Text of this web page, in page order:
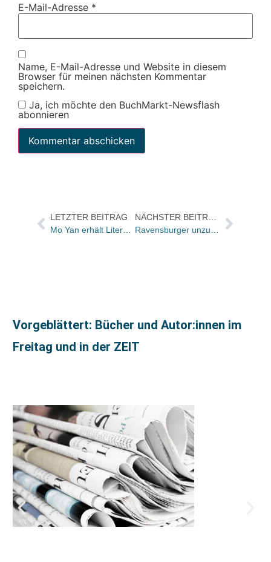
E-Mail-Adresse *
Name, E-Mail-Adresse und Website in diesem
Browser für meinen nächsten Kommentar
speichern.
Ja, ich möchte den BuchMarkt-Newsflash
abonnieren
LETZTER BEITRAG
Mo Yan erhält Literatur-Nobelpreis
Vorgeblättert: Bücher und Autor:innen im
Freitag und in der ZEIT